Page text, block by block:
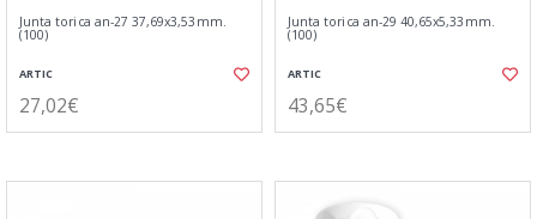
Junta torica an-27 37,69x3,53mm.
(100)
ARTIC
27,02€
Junta torica an-29 40,65x5,33mm.
(100)
ARTIC
43,65€